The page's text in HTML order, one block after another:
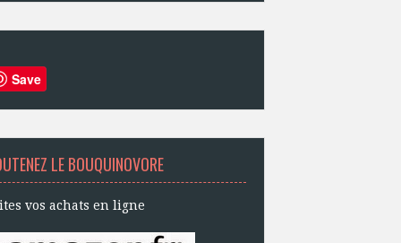
Save
LE BOUQUINOVORE
vos achats en ligne